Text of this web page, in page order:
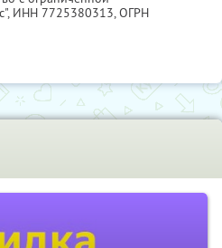
ИНН 7725380313, ОГРН